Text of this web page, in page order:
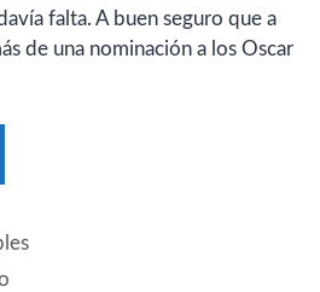
falta. A buen seguro que a
de una nominación a los Oscar